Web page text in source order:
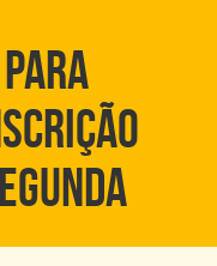
para